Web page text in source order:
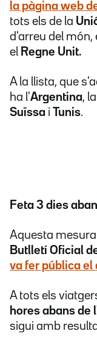
la pàgina web
tots els de la
d'arreu del món,
el Regne Unit.
A la llista, que
ha l'Argentina, la
Suïssa i Tunis.
Feta 3 dies
Aquesta
Butlletí Oficial
va fer pública el
A tots els
hores abans de
sigui amb